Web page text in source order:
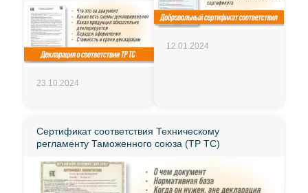
23.10.2024
12.01.2024
Сертификат соответствия Техническому
регламенту Таможенного союза (ТР ТС)